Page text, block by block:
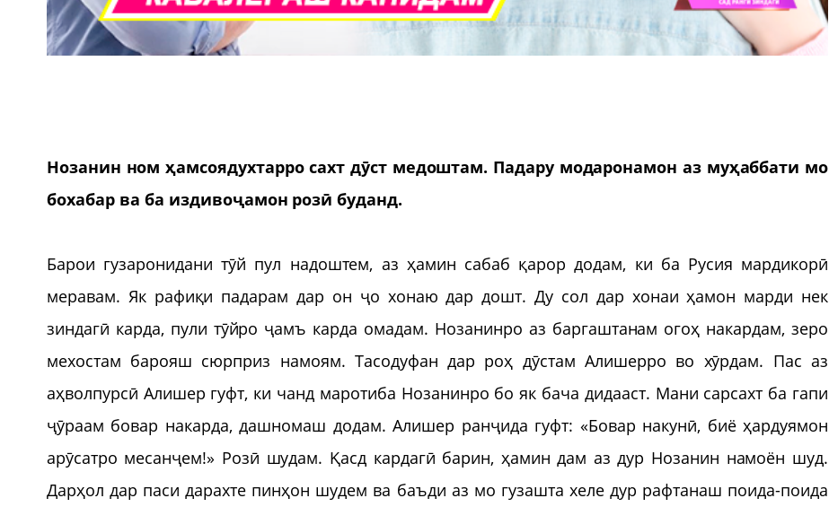
Нозанин ном ҳамсоядухтарро сахт дӯст медоштам. Падару модаронамон аз муҳаббати мо
бохабар ва ба издивоҷамон розӣ буданд.
Барои гузаронидани тӯй пул надоштем, аз ҳамин сабаб қарор додам, ки ба Русия мардикорӣ
меравам. Як рафиқи падарам дар он ҷо хонаю дар дошт. Ду сол дар хонаи ҳамон марди нек
зиндагӣ карда, пули тӯйро ҷамъ карда омадам. Нозанинро аз баргаштанам огоҳ накардам, зеро
мехостам барояш сюрприз намоям. Тасодуфан дар роҳ дӯстам Алишерро во хӯрдам. Пас аз
аҳволпурсӣ Алишер гуфт, ки чанд маротиба Нозанинро бо як бача дидааст. Мани сарсахт ба гапи
ҷӯраам бовар накарда, дашномаш додам. Алишер ранҷида гуфт: «Бовар накунӣ, биё ҳардуямон
арӯсатро месанҷем!» Розӣ шудам. Қасд кардагӣ барин, ҳамин дам аз дур Нозанин намоён шуд.
Дарҳол дар паси дарахте пинҳон шудем ва баъди аз мо гузашта хеле дур рафтанаш поида-поида